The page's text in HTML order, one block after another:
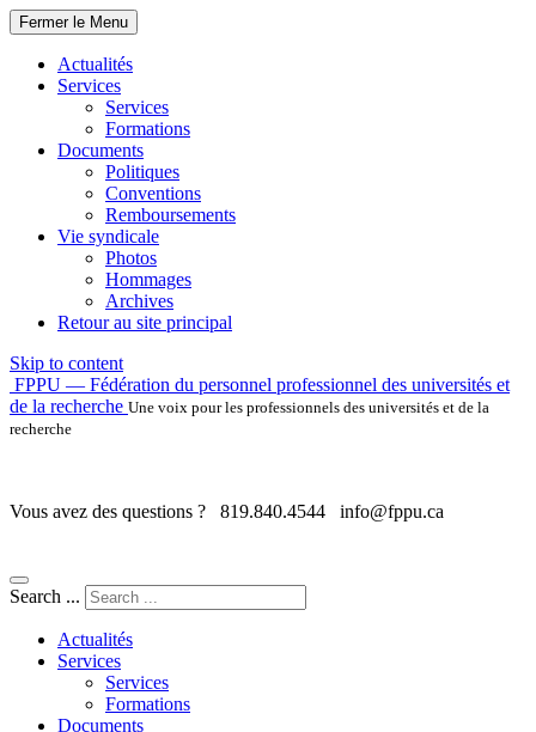
Fermer le Menu
Actualités
Services
Services
Formations
Documents
Politiques
Conventions
Remboursements
Vie syndicale
Photos
Hommages
Archives
Retour au site principal
Skip to content
FPPU — Fédération du personnel professionnel des universités et
de la recherche Une voix pour les professionnels des universités et de la
recherche
Vous avez des questions ? 819.840.4544 info@fppu.ca
Search ...
Actualités
Services
Services
Formations
Documents